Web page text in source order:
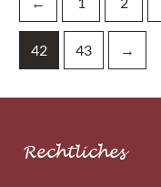
42 43 →
Rechtliches